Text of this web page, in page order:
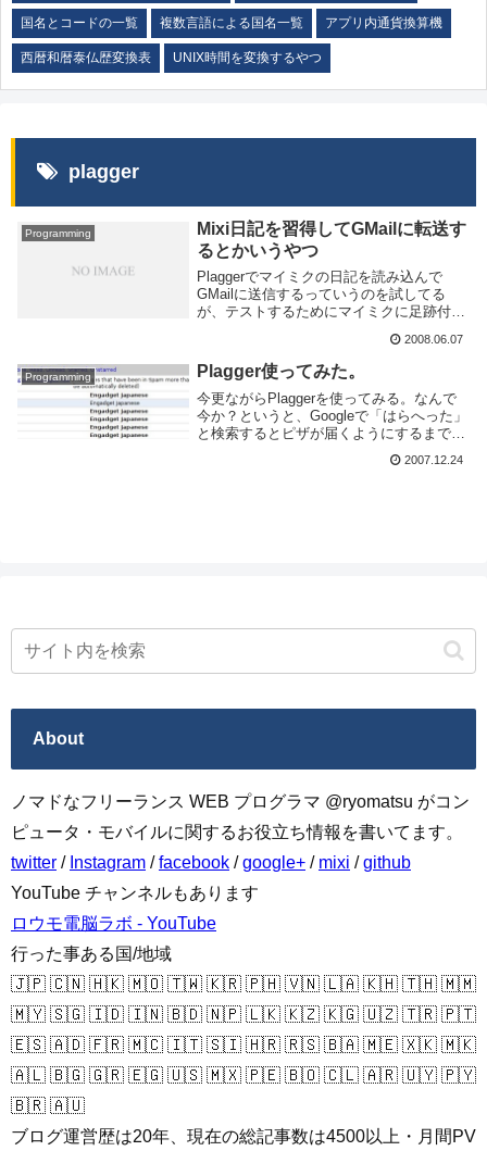
国名とコードの一覧 複数言語による国名一覧 アプリ内通貨換算機
西暦和暦泰仏歴変換表 UNIX時間を変換するやつ
plagger
Programming
Mixi日記を習得してGMailに転送す
るとかいうやつ
Plaggerでマイミクの日記を読み込んで
GMailに送信するっていうのを試してる
が、テストするためにマイミクに足跡付け
読み込んでるので頻繁にはこないと思うけ
ど、連続で足跡ついてても気にしないでく
ださい...
2008.06.07
Programming Plagger使ってみた。
今更ながらPlaggerを使ってみる。なんで
今か？というと、Googleで「はらへった」
と検索するとピザが届くようにするまで
だ。いや別にピザが欲しいわけじゃないけ
2007.12.24
About
ノマドなフリーランス WEB プログラマ @ryomatsu がコン
ピュータ・モバイルに関するお役立ち情報を書いてます。
twitter / Instagram /facebook /google+ / mixi /github
YouTube チャンネルもあります
ロウモ電脳ラボ - YouTube
行った事ある国/地域
🇯🇵 🇨🇳 🇭🇰 🇲🇴 🇹🇼 🇰🇷 🇵🇭 🇻🇳 🇱🇦 🇰🇭 🇹🇭 🇲🇲
🇲🇾 🇸🇬 🇮🇩 🇮🇳 🇧🇩 🇳🇵 🇱🇰 🇰🇿 🇰🇬 🇺🇿 🇹🇷 🇵🇹
🇪🇸 🇦🇩 🇫🇷 🇲🇨 🇮🇹 🇸🇮 🇭🇷 🇷🇸 🇧🇦 🇲🇪 🇽🇰 🇲🇰
🇦🇱 🇧🇬 🇬🇷 🇪🇬 🇺🇸 🇲🇽 🇵🇪 🇧🇴 🇨🇱 🇦🇷 🇺🇾 🇵🇾
🇧🇷 🇦🇺
ブログ運営歴は20年、現在の総記事数は4500以上・月間PV